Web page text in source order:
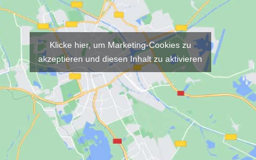
Klicke hier, um Marketing-Cookies zu
akzeptieren und diesen Inhalt zu aktivieren